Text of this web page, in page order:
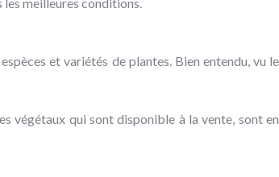
et variétés de plantes. Bien entendu, vu le
végétaux qui sont disponible à la vente, sont en